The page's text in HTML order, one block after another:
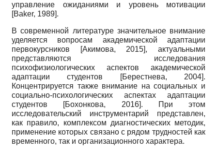
управление ожиданиями и уровень мотивации
[Baker, 1989].
В современной литературе значительное внимание
уделяется вопросам академической адаптации
первокурсников
[Акимова, 2015], актуальными
представляются исследования
психофизиологических аспектов академической
адаптации студентов
[Берестнева, 2004].
Концентрируется также внимание на социальных и
социально-психологических аспектах адаптации
студентов
[Бохонкова, 2016]. При этом
исследовательский инструментарий представлен,
как правило, комплексом диагностических методик,
применение которых связано с рядом трудностей как
временного, так и организационного характера.